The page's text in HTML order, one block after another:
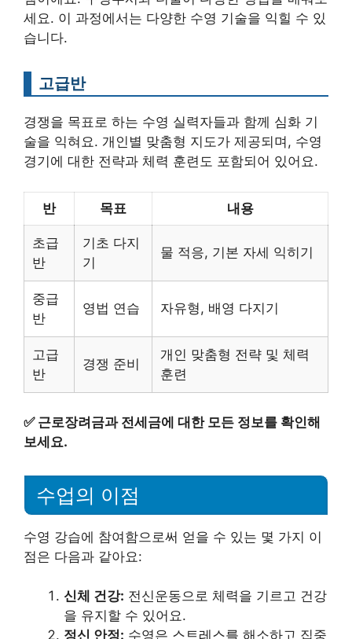
세요. 이 과정에서는 다양한 수영 기술을 익힐 수 있
습니다.
고급반
경쟁을 목표로 하는 수영 실력자들과 함께 심화 기
술을 익혀요. 개인별 맞춤형 지도가 제공되며, 수영
경기에 대한 전략과 체력 훈련도 포함되어 있어요.
반 목표 내용
초급
반
기초 다지
기
물 적응, 기본 자세 익히기
중급
반
영법 연습 자유형, 배영 다지기
고급
반
경쟁 준비
개인 맞춤형 전략 및 체력
훈련
✅ 근로장려금과 전세금에 대한 모든 정보를 확인해
보세요.
수업의 이점
수영 강습에 참여함으로써 얻을 수 있는 몇 가지 이
점은 다음과 같아요:
신체 건강: 전신운동으로 체력을 기르고 건강
을 유지할 수 있어요.
정신 안정: 수영은 스트레스를 해소하고 집중